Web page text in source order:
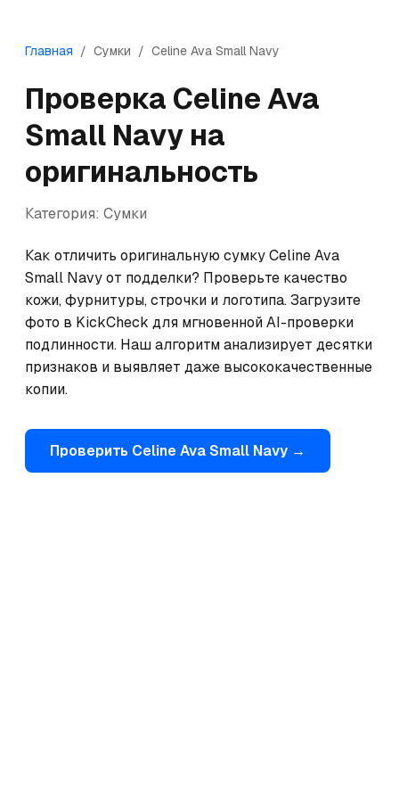
Главная / Сумки / Celine Ava Small Navy
Проверка CelineAva
Small Navy на
оригинальность
Категория: Сумки
Как отличить оригинальную сумку Celine Ava
Small Navy от подделки? Проверьте качество
кожи, фурнитуры, строчки и логотипа. Загрузите
фото в KickCheck для мгновенной AI-проверки
подлинности. Наш алгоритм анализирует десятки
признаков и выявляет даже высококачественные
копии.
Проверить CelineAva Small Navy →